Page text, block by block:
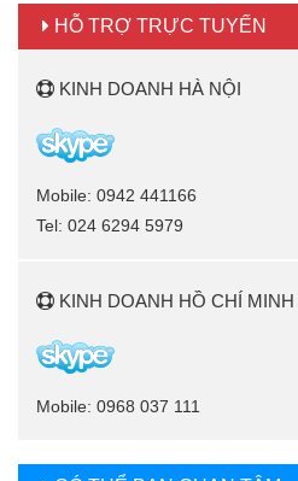
HỖ TRỢ TRỰC TUYẾN
KINH DOANH HÀ NỘI
Mobile: 0942 441166
Tel: 024 6294 5979
KINH DOANH HỒ CHÍ MINH
Mobile: 0968 037 111